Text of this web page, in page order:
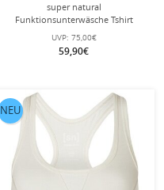
super natural
Funktionsunterwäsche Tshirt
Sierra140 Tee (Merino-Mix,
Feuchtigkeitstransport) schwarz
Herren
UVP: 75,00€
59,90€
NEU